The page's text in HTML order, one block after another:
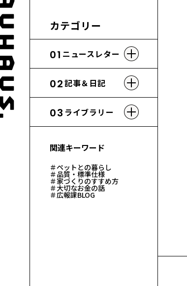
カテゴリー
01 ニュースレター
02記事＆日記
03 ライブラリー
関連キーワード
＃ペットとの暮らし
＃品質・標準仕様
＃家づくりのすすめ方
＃大切なお金の話
＃広報課BLOG